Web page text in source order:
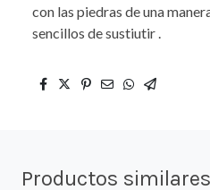
con las piedras de una
sencillos de sustiutir .
Productos similares